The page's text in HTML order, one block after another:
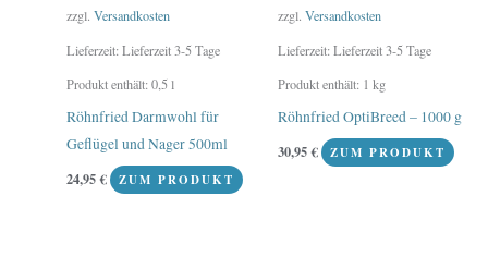
zzgl.Versandkosten
Lieferzeit:Lieferzeit 3-5 Tage
Produkt enthält: 0,5l
Röhnfried Darmwohl für
Geflügel und Nager 500ml
24,95€ ZUM PRODUKT
zzgl. Versandkosten
Lieferzeit:Lieferzeit 3-5 Tage
Produkt enthält: 1 kg
Röhnfried OptiBreed – 1000 g
30,95€ ZUM PRODUKT